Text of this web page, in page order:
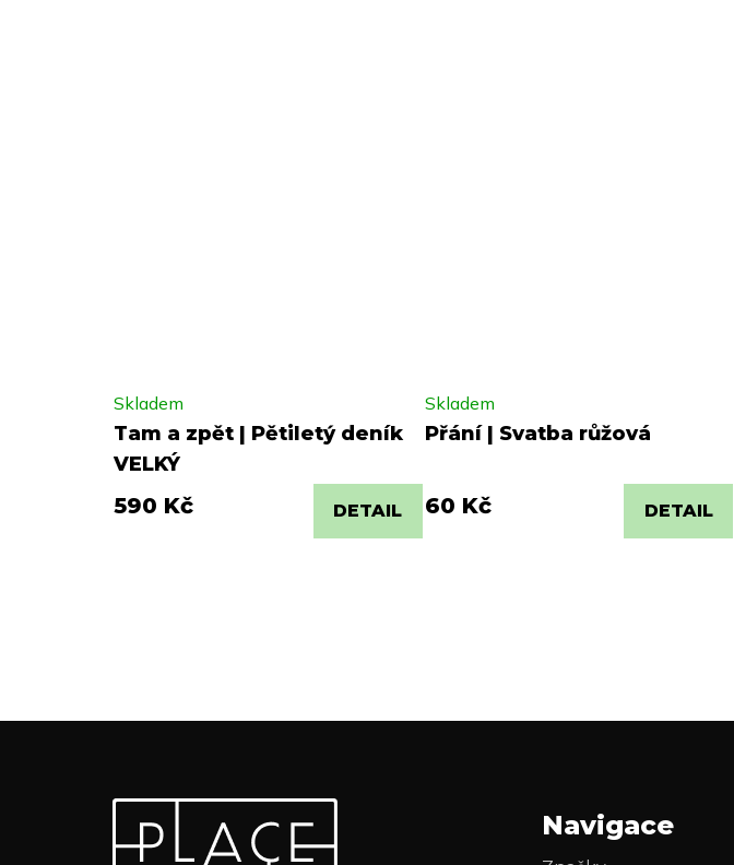
Tam a zpět | Pětiletý deník
VELKÝ
Skladem
590 Kč DETAIL
Přání | Svatba růžová
Skladem
60 Kč DETAIL
Odebírat newsletter Navigace